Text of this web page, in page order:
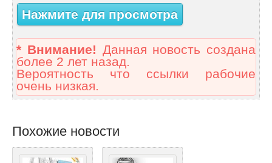
Нажмите для просмотра
* Внимание! Данная новость создана
более 2 лет назад.
Вероятность что ссылки рабочие
очень низкая.
Похожие новости